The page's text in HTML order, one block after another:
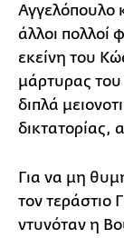
Αγγελόπουλο
άλλοι πολλοί
εκείνη του
μάρτυρας του
διπλά
δικτατορίας,
Για να μη
τον τεράστιο
ντυνόταν η